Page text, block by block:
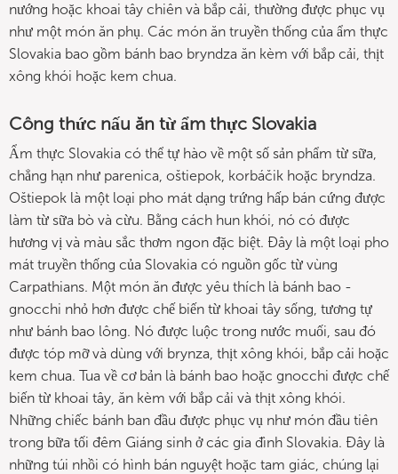
nướng hoặc khoai tây chiên và bắp cải, thường được phục vụ
như một món ăn phụ. Các món ăn truyền thống của ẩm thực
Slovakia bao gồm bánh bao bryndza ăn kèm với bắp cải, thịt
xông khói hoặc kem chua.
Công thức nấu ăn từ ẩm thực Slovakia
Ẩm thực Slovakia có thể tự hào về một số sản phẩm từ sữa,
chẳng hạn như parenica, oštiepok, korbáčik hoặc bryndza.
Oštiepok là một loại pho mát dạng trứng hấp bán cứng được
làm từ sữa bò và cừu. Bằng cách hun khói, nó có được
hương vị và màu sắc thơm ngon đặc biệt. Đây là một loại pho
mát truyền thống của Slovakia có nguồn gốc từ vùng
Carpathians. Một món ăn được yêu thích là bánh bao -
gnocchi nhỏ hơn được chế biến từ khoai tây sống, tương tự
như bánh bao lông. Nó được luộc trong nước muối, sau đó
được tóp mỡ và dùng với brynza, thịt xông khói, bắp cải hoặc
kem chua. Tua về cơ bản là bánh bao hoặc gnocchi được chế
biến từ khoai tây, ăn kèm với bắp cải và thịt xông khói.
Những chiếc bánh ban đầu được phục vụ như món đầu tiên
trong bữa tối đêm Giáng sinh ở các gia đình Slovakia. Đây là
những túi nhồi có hình bán nguyệt hoặc tam giác, chúng lại